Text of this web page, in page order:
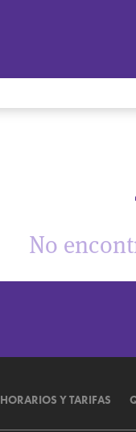
No
HORARIOS Y TARIFAS